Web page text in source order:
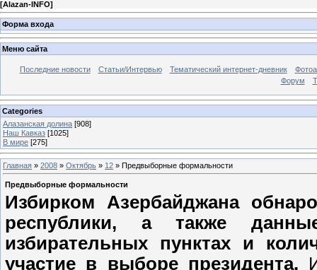
[Alazan-INFO]
Форма входа
Меню сайта
Последние новости Статьи/Интервью Тематический интернет-дневник
Форум
Categories
Алазанская долина [908]
Наш Кавказ [1025]
В мире [275]
Главная » 2008 » Октябрь » 12 » Предвыборные формальности
Предвыборные формальности
Избирком Азербайджана
республики, а также
избирательных пунктах и
участие в выборе президента.